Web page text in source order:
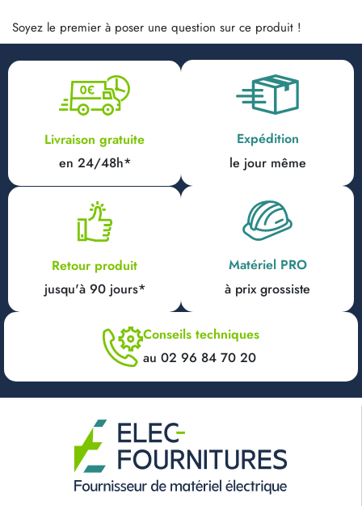
Soyez le premier à poser une question sur ce produit !
Livraison gratuite
en 24/48h*
Expédition
le jour même
Retour produit
jusqu'à 90 jours*
Matériel PRO
à prix grossiste
Conseils techniques
au 02 96 84 70 20